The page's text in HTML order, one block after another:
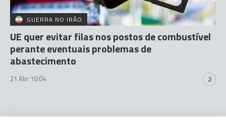
GUERRA NO IRÃO
UE quer evitar filas nos postos de combustível
perante eventuais problemas de
abastecimento
21 Abr 10:04 2